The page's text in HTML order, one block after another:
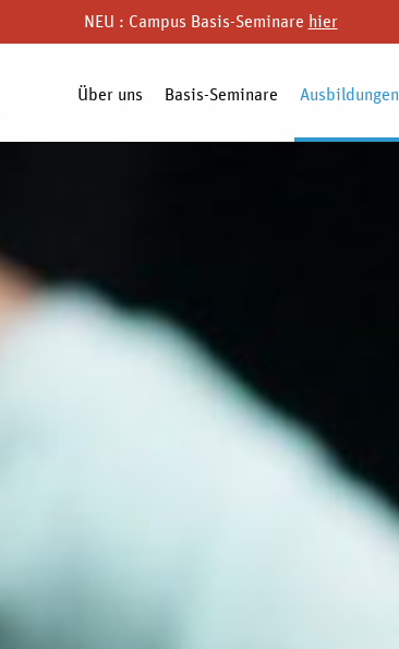
NEU : Campus Basis-Seminare hier
Über uns Basis-Seminare Ausbildungen